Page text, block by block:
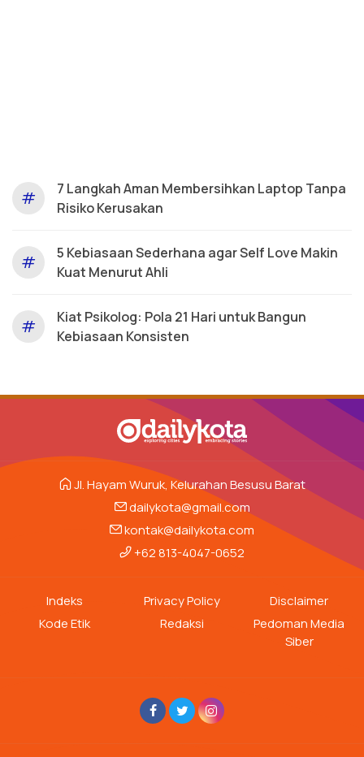
#
7 Langkah Aman Membersihkan Laptop Tanpa
Risiko Kerusakan
#
5 Kebiasaan Sederhana agar Self Love Makin
Kuat Menurut Ahli
#
Kiat Psikolog: Pola 21 Hari untuk Bangun
Kebiasaan Konsisten
Jl. Hayam Wuruk, Kelurahan Besusu Barat
dailykota@gmail.com
kontak@dailykota.com
+62 813-4047-0652
Indeks
Kode Etik
Privacy Policy
Redaksi
Disclaimer
Pedoman Media
Siber